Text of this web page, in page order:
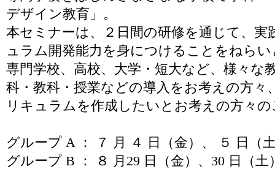
デザイン教育」。
本セミナーは、２日間の研修を通じて、
ュラム開発能力を身につけることをねら
専門学校、高校、大学・短大など、様々な
科・教科・授業などの導入をお考えの方
リキュラムを作成したいとお考えの方々
グループ A ： ７ 月 ４ 日（金）、 ５ 日（
グループ B ： ８ 月29 日（金）、30 日（土